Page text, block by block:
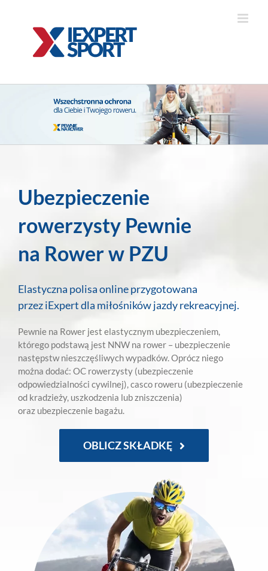
Ubezpieczenie
rowerzysty Pewnie
na Rower w PZU
Elastyczna polisa online przygotowana
przez iExpert dla miłośników jazdy rekreacyjnej.
Pewnie na Rower jest elastycznym ubezpieczeniem,
którego podstawą jest NNW na rower – ubezpieczenie
następstw nieszczęśliwych wypadków. Oprócz niego
można dodać: OC rowerzysty (ubezpieczenie
odpowiedzialności cywilnej), casco roweru (ubezpieczenie
od kradzieży, uszkodzenia lub zniszczenia)
oraz ubezpieczenie bagażu.
OBLICZ SKŁADKĘ